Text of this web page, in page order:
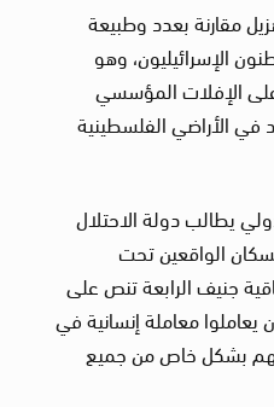
مقارنة بعدد وطبيعة
الإسرائيليون، وهو
الإفلات المؤسسي
في الأراضي الفلسطينية
يطالب دولة الاحتلال
الواقعين تحت
27 من اتفاقية جنيف الرابعة تنص على
معاملة إنسانية في
بشكل خاص من جميع